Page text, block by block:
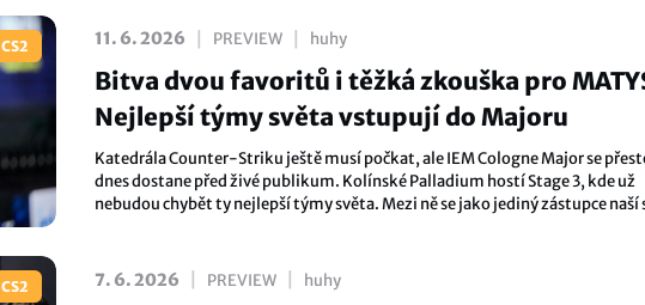
CS2 11. 6. 2026 PREVIEW huhy
Bitva dvou favoritů i těžká zkouška pro
Nejlepší týmy světa vstupují do Majoru
Katedrála Counter-Striku ještě musí počkat, ale IEM Cologne Major se
dnes dostane před živé publikum. Kolínské Palladium hostí Stage 3, kde už
nebudou chybět ty nejlepší týmy světa. Mezi ně se jako jediný zástupce naší
CS2 7. 6. 2026 PREVIEW huhy